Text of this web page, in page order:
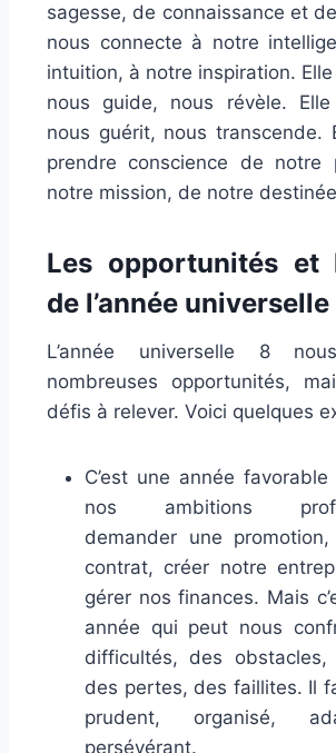
sagesse, de connaissance et
nous connecte à notre
intuition, à notre inspiration.
nous guide, nous révèle.
nous guérit, nous transcende.
prendre conscience de notre
notre mission, de notre
Les opportunités et
de l’année universelle
L’année universelle 8
nombreuses opportunités,
défis à relever. Voici quelques
C’est une année
nos ambitions
demander une
contrat, créer notre
gérer nos finances. Mais
année qui peut nous
difficultés, des obstacles,
des pertes, des faillites. Il
prudent, organisé,
persévérant.